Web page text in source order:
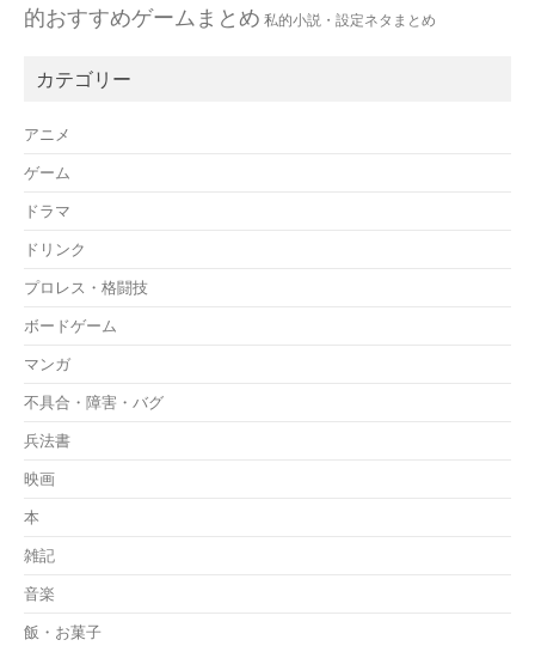
的おすすめゲームまとめ 私的小説・設定ネタまとめ
カテゴリー
アニメ
ゲーム
ドラマ
ドリンク
プロレス・格闘技
ボードゲーム
マンガ
不具合・障害・バグ
兵法書
映画
本
雑記
音楽
飯・お菓子